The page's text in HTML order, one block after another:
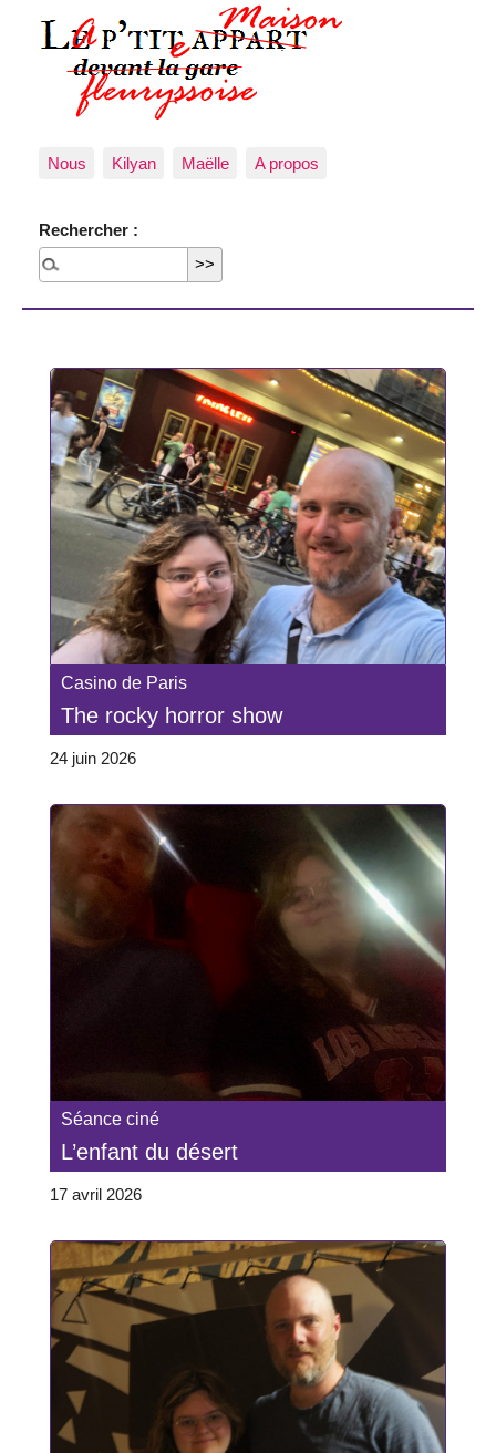
Nous Kilyan Maëlle A propos
Rechercher :
Casino de Paris
The rocky horror show
24 juin 2026
Séance ciné
L’enfant du désert
17 avril 2026